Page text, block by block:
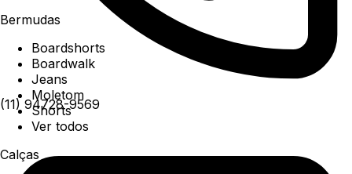
(11) 94728-9569
Bermudas
Boardshorts
Boardwalk
Jeans
Moletom
Shorts
Ver todos
Calças